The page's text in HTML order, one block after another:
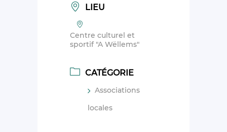
LIEU
Centre culturel et
sportif "A Wëllems"
CATÉGORIE
Associations
locales